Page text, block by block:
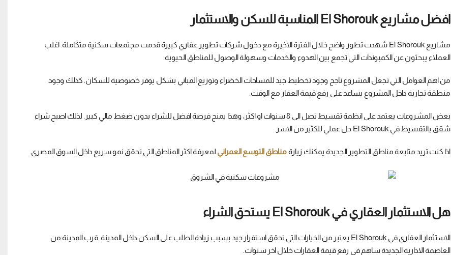
افضل مشاريع El Shorouk المناسبة للسكن والاستثمار
مشاريع El Shorouk شهدت تطور واضح خلال الفترة الاخيرة مع دخول شركات تطوير عقاري كبيرة قدمت مجتمعات سكنية متكاملة. اغلب
العملاء يبحثون عن الكمبوندات التي تجمع بين الهدوء والخدمات وسهولة الوصول للمناطق الحيوية.
من اهم العوامل التي تجعل المشروع ناجح وجود تخطيط جيد للمساحات الخضراء وتوزيع المباني بشكل يوفر خصوصية للسكان. كذلك وجود
منطقة تجارية داخل المشروع يساعد على رفع قيمة العقار مع الوقت.
بعض المشروعات يعتمد على انظمة تقسيط تصل الى 8 سنوات او اكثر، وهذا يمنح فرصة افضل للشراء بدون ضغط مالي كبير. لذلك اصبح شراء
شقق بالتقسيط في El Shorouk حل عملي للكثير من الاسر.
اذا كنت تريد متابعة مناطق التطوير الجديدة يمكنك زيارةمناطق التوسع العمراني لمعرفة اكثر المناطق التي تحقق نمو سريع داخل السوق المصري.
هل الاستثمار العقاري في El Shorouk يستحق الشراء
الاستثمار العقاري في El Shorouk يعتبر من الخيارات التي تحقق استقرار جيد بسبب زيادة الطلب على السكن داخل المدينة. قرب المدينة من
العاصمة الادارية الجديدة ساهم في رفع قيمة العقارات خلال اخر سنوات.